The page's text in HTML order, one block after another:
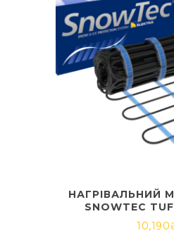
НАГРІВАЛЬНИЙ
SNOWTEC
10,190